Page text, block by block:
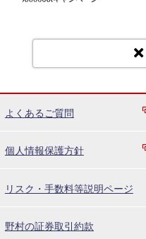
よくあるご質問
個人情報保護方針
リスク・手数料等説明ページ
野村の証券取引約款